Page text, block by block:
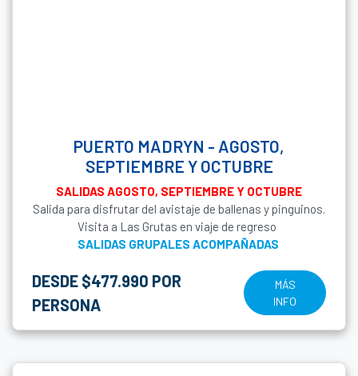
PUERTO MADRYN - AGOSTO,
SEPTIEMBRE Y OCTUBRE
SALIDAS AGOSTO, SEPTIEMBRE Y OCTUBRE
Salida para disfrutar del avistaje de ballenas y pinguinos.
Visita a Las Grutas en viaje de regreso
SALIDAS GRUPALES ACOMPAÑADAS
DESDE $477.990 POR
PERSONA
MÁS
INFO